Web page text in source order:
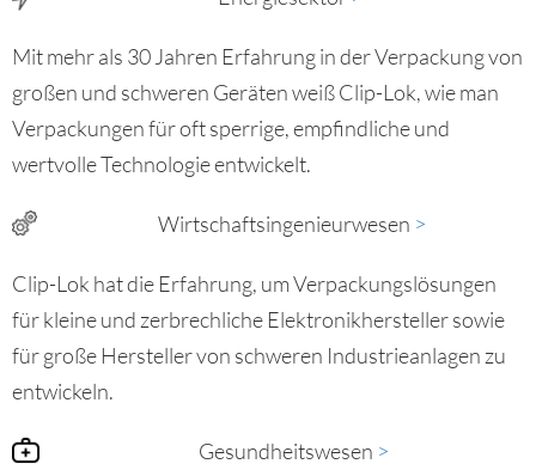
Mit mehr als 30 Jahren Erfahrung in der Verpackung von
großen und schweren Geräten weiß Clip-Lok, wie man
Verpackungen für oft sperrige, empfindliche und
wertvolle Technologie entwickelt.
Wirtschaftsingenieurwesen >
Clip-Lok hat die Erfahrung, um Verpackungslösungen
für kleine und zerbrechliche Elektronikhersteller sowie
für große Hersteller von schweren Industrieanlagen zu
entwickeln.
Gesundheitswesen >​